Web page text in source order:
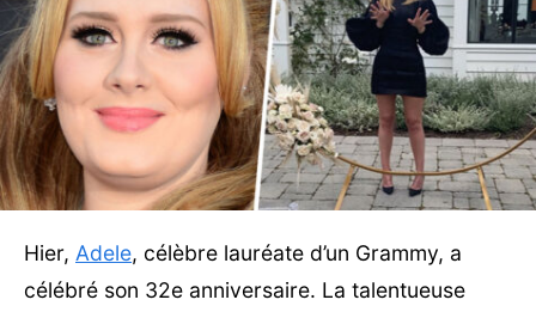
Hier, Adele, célèbre lauréate d’un Grammy, a
célébré son 32e anniversaire. La talentueuse